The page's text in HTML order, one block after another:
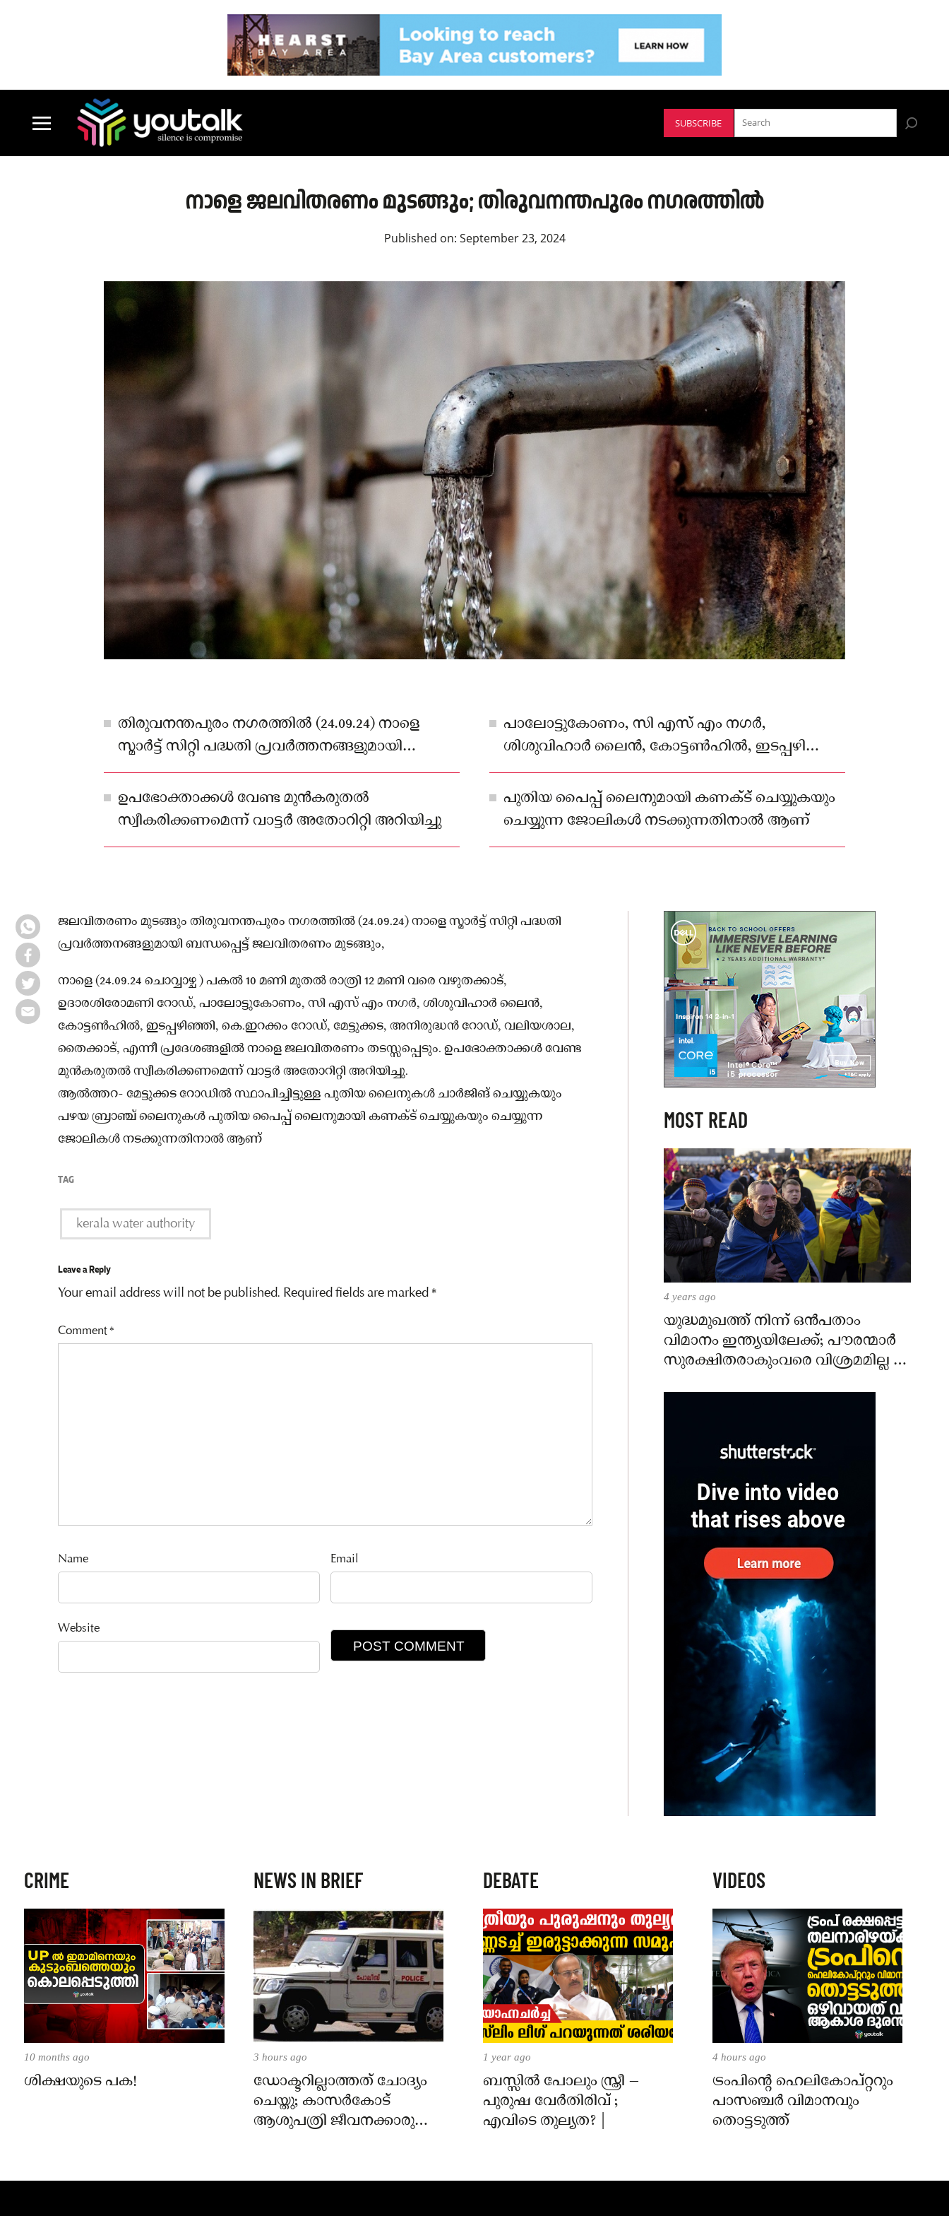
SUBSCRIBE
നാളെ ജലവിതരണം മുടങ്ങും; തിരുവനന്തപുരം നഗരത്തില്‍
Published on: September 23, 2024
തിരുവനന്തപുരം നഗരത്തില്‍ (24.09.24) നാളെ
സ്മാർട്ട് സിറ്റി പദ്ധതി പ്രവർത്തനങ്ങളുമായി
ബന്ധപ്പെട്ട് ജലവിതരണം മുടങ്ങും,
പാലോട്ടുകോണം, സി എസ് എം നഗർ,
ശിശുവിഹാർ ലൈൻ, കോട്ടണ്‍ഹില്‍, ഇടപ്പഴിഞ്ഞി,
കെ.ഇറക്കം റോഡ്, മേട്ടുക്കട, അനിരുദ്ധൻ റോഡ്,
വലിയശാല, തൈക്കാട്, എന്നീ പ്രദേശങ്ങളില്‍
നാളെ ജലവിതരണം തടസ്സപ്പെടും
ഉപഭോക്താക്കള്‍ വേണ്ട മുൻകരുതല്‍
സ്വീകരിക്കണമെന്ന് വാട്ടർ അതോറിറ്റി അറിയിച്ചു
പുതിയ പൈപ്പ് ലൈനുമായി കണക്‌ട് ചെയ്യുകയും
ചെയ്യുന്ന ജോലികള്‍ നടക്കുന്നതിനാൽ ആണ്
ജലവിതരണം മുടങ്ങും തിരുവനന്തപുരം നഗരത്തില്‍ (24.09.24) നാളെ സ്മാർട്ട് സിറ്റി പദ്ധതി
പ്രവർത്തനങ്ങളുമായി ബന്ധപ്പെട്ട് ജലവിതരണം മുടങ്ങും,
നാളെ (24.09.24 ചൊവ്വാഴ്ച ) പകല്‍ 10 മണി മുതല്‍ രാത്രി 12 മണി വരെ വഴുതക്കാട്,
ഉദാരശിരോമണി റോഡ്, പാലോട്ടുകോണം, സി എസ് എം നഗർ, ശിശുവിഹാർ ലൈൻ,
കോട്ടണ്‍ഹില്‍, ഇടപ്പഴിഞ്ഞി, കെ.ഇറക്കം റോഡ്, മേട്ടുക്കട, അനിരുദ്ധൻ റോഡ്, വലിയശാല,
തൈക്കാട്, എന്നീ പ്രദേശങ്ങളില്‍ നാളെ ജലവിതരണം തടസ്സപ്പെടും. ഉപഭോക്താക്കള്‍ വേണ്ട
മുൻകരുതല്‍ സ്വീകരിക്കണമെന്ന് വാട്ടർ അതോറിറ്റി അറിയിച്ചു.
ആല്‍ത്തറ- മേട്ടുക്കട റോഡില്‍ സ്ഥാപിച്ചിട്ടുള്ള പുതിയ ലൈനുകള്‍ ചാർജിങ് ചെയ്യുകയും
പഴയ ബ്രാഞ്ച് ലൈനുകള്‍ പുതിയ പൈപ്പ് ലൈനുമായി കണക്‌ട് ചെയ്യുകയും ചെയ്യുന്ന
ജോലികള്‍ നടക്കുന്നതിനാൽ ആണ്
TAG
kerala water authority
Leave a Reply
Your email address will not be published. Required fields are marked*
Comment*
Name Email
Website
MOST READ
4 years ago
യുദ്ധമുഖത്ത് നിന്ന് ഒൻപതാം
വിമാനം ഇന്ത്യയിലേക്ക്; പൗരന്മാർ
സുരക്ഷിതരാകുംവരെ വിശ്രമമില്ല –
CRIME
10 months ago
ശിക്ഷയുടെ പക!
NEWS IN BRIEF
3 hours ago
ഡോക്ടറില്ലാത്തത് ചോദ്യം
ചെയ്തു; കാസർകോട്
ആശുപത്രി ജീവനക്കാരുടെ
DEBATE
1 year ago
ബസ്സിൽ പോലും സ്ത്രീ –
പുരുഷ വേർതിരിവ് ;
എവിടെ തുല്യത? |
VIDEOS
4 hours ago
ട്രംപിന്റെ ഹെലികോപ്റ്ററും
പാസഞ്ചര്‍ വിമാനവും
തൊട്ടടുത്ത്